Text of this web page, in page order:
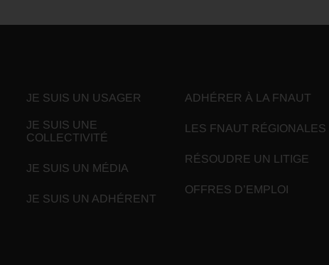
JE SUIS UN USAGER
JE SUIS UNE
COLLECTIVITÉ
JE SUIS UN MÉDIA
JE SUIS UN ADHÉRENT
ADHÉRER À LA FNAUT
LES FNAUT RÉGIONALES
RÉSOUDRE UN LITIGE
OFFRES D’EMPLOI